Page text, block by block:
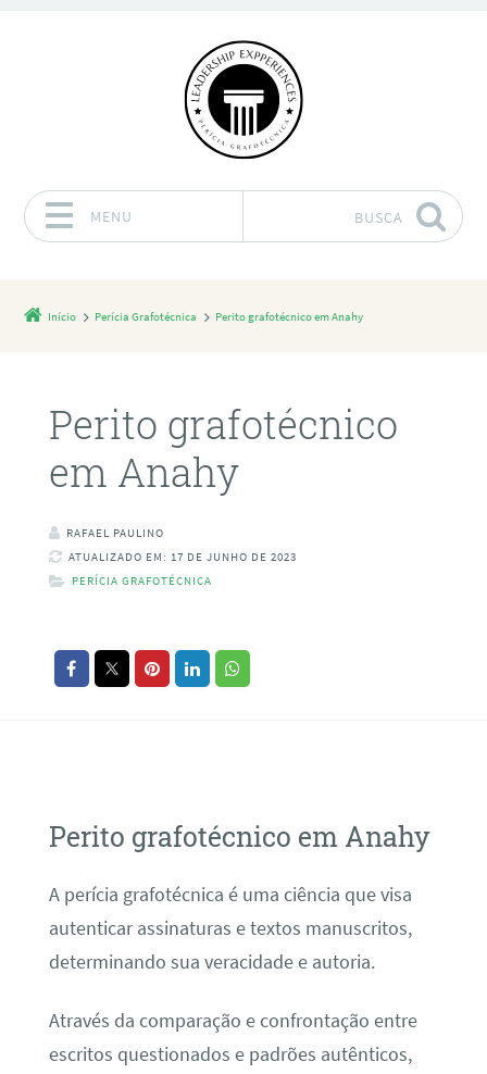
MENU BUSCA
Início Perícia Grafotécnica Perito grafotécnico em Anahy
Perito grafotécnico
em Anahy
RAFAEL PAULINO
ATUALIZADO EM: 17 DE JUNHO DE 2023
PERÍCIA GRAFOTÉCNICA
Perito grafotécnico em Anahy
A perícia grafotécnica é uma ciência que visa
autenticar assinaturas e textos manuscritos,
determinando sua veracidade e autoria.
Através da comparação e confrontação entre
escritos questionados e padrões autênticos,